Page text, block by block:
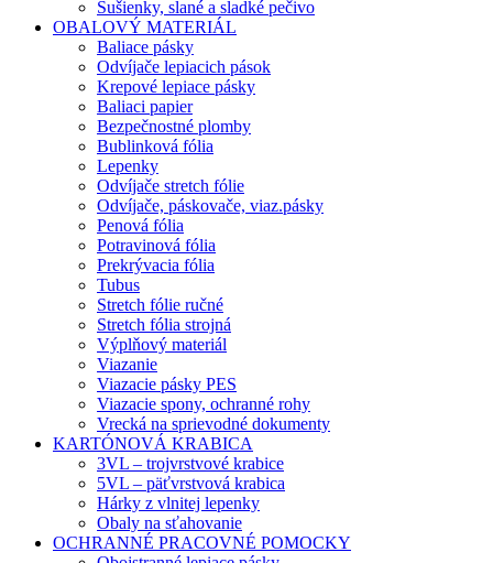
Sušienky, slané a sladké pečivo
OBALOVÝ MATERIÁL
Baliace pásky
Odvíjače lepiacich pások
Krepové lepiace pásky
Baliaci papier
Bezpečnostné plomby
Bublinková fólia
Lepenky
Odvíjače stretch fólie
Odvíjače, páskovače, viaz.pásky
Penová fólia
Potravinová fólia
Prekrývacia fólia
Tubus
Stretch fólie ručné
Stretch fólia strojná
Výplňový materiál
Viazanie
Viazacie pásky PES
Viazacie spony, ochranné rohy
Vrecká na sprievodné dokumenty
KARTÓNOVÁ KRABICA
3VL – trojvrstvové krabice
5VL – päťvrstvová krabica
Hárky z vlnitej lepenky
Obaly na sťahovanie
OCHRANNÉ PRACOVNÉ POMOCKY